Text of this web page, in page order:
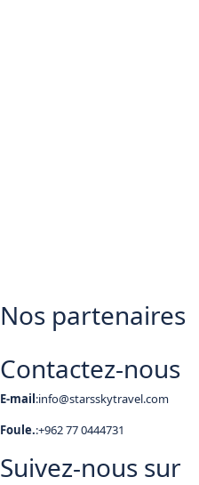
Nos partenaires
Contactez-nous
E-mail:info@starsskytravel.com
Foule.:+962 77 0444731
Suivez-nous sur